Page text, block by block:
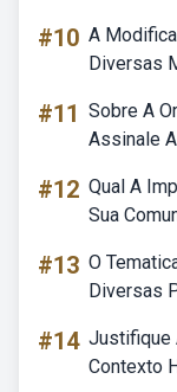
#10 A
Diversas
#11 Sobre A
Assinale
#12 Qual A
Sua
#13 O
Diversas
#14 Justifique
Contexto